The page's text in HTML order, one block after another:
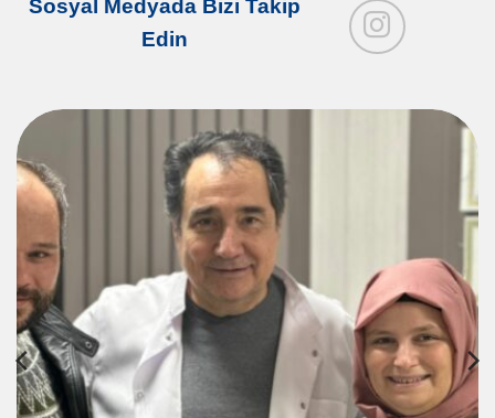
Sosyal Medyada Bizi Takip
Edin